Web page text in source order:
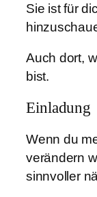
Sie ist für
Auch dort,
bist.
Einladung
Wenn du
verändern
sinnvoller